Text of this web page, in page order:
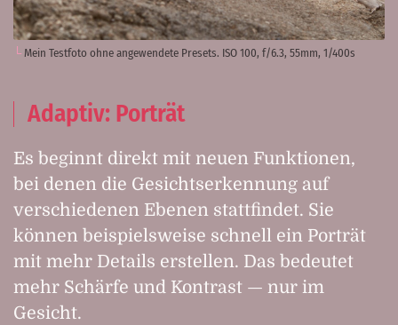
Mein Testfoto ohne angewendete Presets. ISO 100, f/6.3, 55mm, 1/400s
Adaptiv: Porträt
Es beginnt direkt mit neuen Funktionen,
bei denen die Gesichtserkennung auf
verschiedenen Ebenen stattfindet. Sie
können beispielsweise schnell ein Porträt
mit mehr Details erstellen. Das bedeutet
mehr Schärfe und Kontrast — nur im
Gesicht.